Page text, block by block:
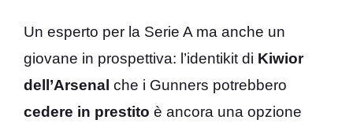
Un esperto per la Serie A ma anche un
giovane in prospettiva: l’identikit di Kiwior
dell’Arsenal che i Gunners potrebbero
cedere in prestito è ancora una opzione